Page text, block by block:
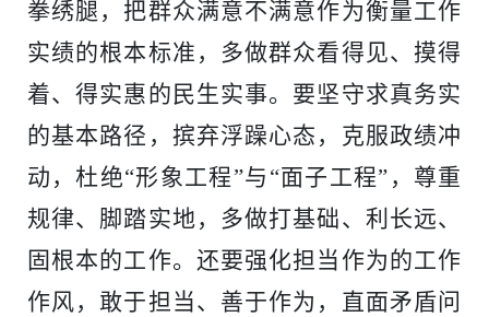
拳绣腿，把群众满意不满意作为衡量工作
实绩的根本标准，多做群众看得见、摸得
着、得实惠的民生实事。要坚守求真务实
的基本路径，摈弃浮躁心态，克服政绩冲
动，杜绝“形象工程”与“面子工程”，尊重
规律、脚踏实地，多做打基础、利长远、
固根本的工作。还要强化担当作为的工作
作风，敢于担当、善于作为，直面矛盾问